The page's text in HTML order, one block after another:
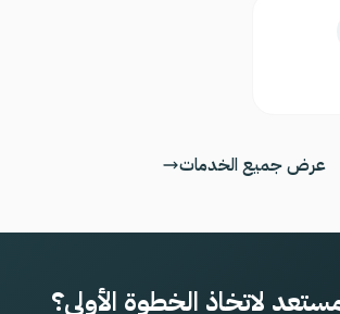
عرض جميع الخدمات
لاتخاذ الخطوة الأولى؟